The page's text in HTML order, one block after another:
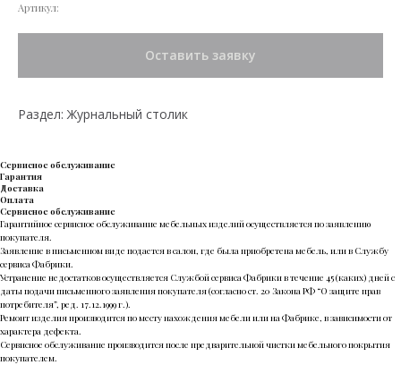
Артикул:
Оставить заявку
Раздел: Журнальный столик
Сервисное обслуживание
Гарантия
Доставка
Оплата
Сервисное обслуживание
Гарантийное сервисное обслуживание мебельных изделий осуществляется по заявлению
покупателя.
Заявление в письменном виде подается в салон, где была приобретена мебель, или в Службу
сервиса Фабрики.
Устранение недостатков осуществляется Службой сервиса Фабрики в течение 45 (каких) дней с
даты подачи письменного заявления покупателя (согласно ст. 20 Закона РФ “О защите прав
потребителя”, ред. 17.12.1999 г.).
Ремонт изделия производится по месту нахождения мебели или на Фабрике, в зависимости от
характера дефекта.
Сервисное обслуживание производится после предварительной чистки мебельного покрытия
покупателем.